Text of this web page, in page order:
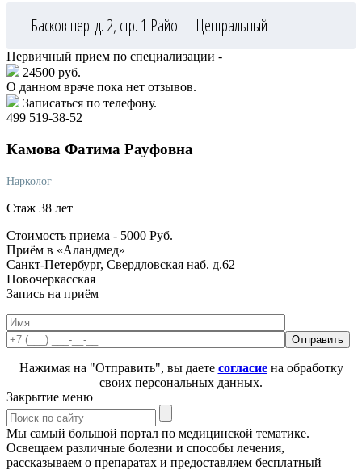
Басков пер. д. 2, стр. 1 Район - Центральный
Первичный прием по специализации -
24500 руб.
О данном враче пока нет отзывов.
Записаться по телефону.
499 519-38-52
Камова Фатима Рауфовна
Нарколог
Стаж 38 лет
Стоимость приема - 5000 Руб.
Приём в «Аландмед»
Санкт-Петербург, Свердловская наб. д.62
Новочеркасская
Запись на приём
Нажимая на "Отправить", вы даете согласиена обработку
своих персональных данных.
Закрытие меню
Мы самый большой портал по медицинской тематике.
Освещаем различные болезни и способы лечения,
рассказываем о препаратах и предоставляем бесплатный